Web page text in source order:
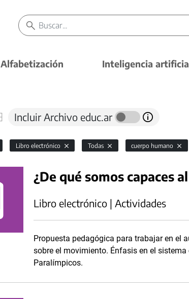
Alfabetización Inteligencia
Incluir Archivo educ.ar
Libro electrónico Todas cuerpo humano
¿De qué somos capaces
Libro electrónico | Actividades
Propuesta pedagógica para trabajar en el
sobre el movimiento. Énfasis en el
Paralímpicos.